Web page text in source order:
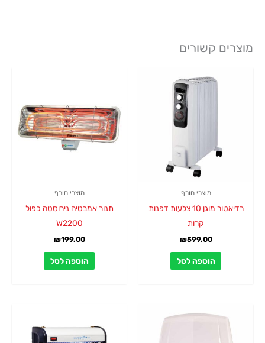
מוצרים קשורים
מוצרי חורף
רדיאטור מוגן 10 צלעות דפנות
קרות
₪599.00
הוספה לסל
מוצרי חורף
תנור אמבטיה נירוסטה כפול
W2200
₪199.00
הוספה לסל